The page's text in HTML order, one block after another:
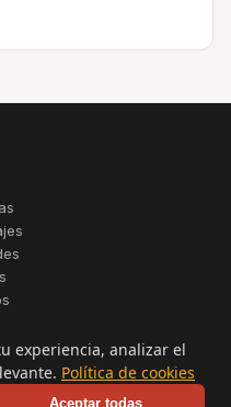
Recetas.com es una
experiencia, analizar el
Política de cookies
Aceptar todas